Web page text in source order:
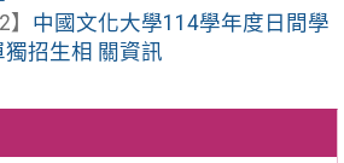
中國文化大學114學年度日間學
招生相 關資訊